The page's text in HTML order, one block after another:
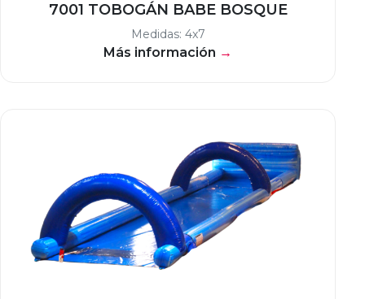
7001 TOBOGÁN BABE BOSQUE
Medidas: 4x7
Más información →